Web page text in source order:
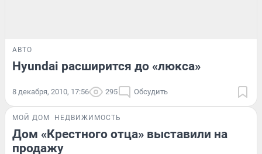
АВТО
Hyundai расширится до «люкса»
8 декабря, 2010, 17:56 295 Обсудить
МОЙ ДОМ НЕДВИЖИМОСТЬ
Дом «Крестного отца» выставили на
продажу